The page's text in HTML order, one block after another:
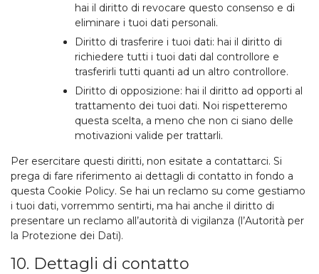
hai il diritto di revocare questo consenso e di
eliminare i tuoi dati personali.
Diritto di trasferire i tuoi dati: hai il diritto di
richiedere tutti i tuoi dati dal controllore e
trasferirli tutti quanti ad un altro controllore.
Diritto di opposizione: hai il diritto ad opporti al
trattamento dei tuoi dati. Noi rispetteremo
questa scelta, a meno che non ci siano delle
motivazioni valide per trattarli.
Per esercitare questi diritti, non esitate a contattarci. Si
prega di fare riferimento ai dettagli di contatto in fondo a
questa Cookie Policy. Se hai un reclamo su come gestiamo
i tuoi dati, vorremmo sentirti, ma hai anche il diritto di
presentare un reclamo all’autorità di vigilanza (l’Autorità per
la Protezione dei Dati).
10. Dettagli di contatto